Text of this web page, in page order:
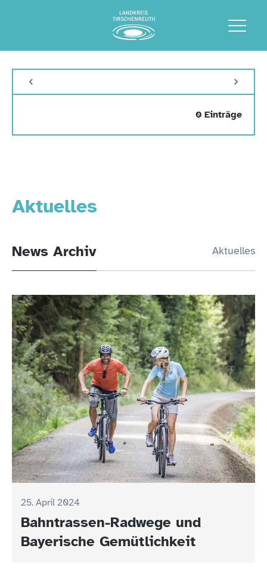
Aktuelles
News Archiv Aktuelles
25. April 2024
Bahntrassen-Radwege und
Bayerische Gemütlichkeit
0 Einträge